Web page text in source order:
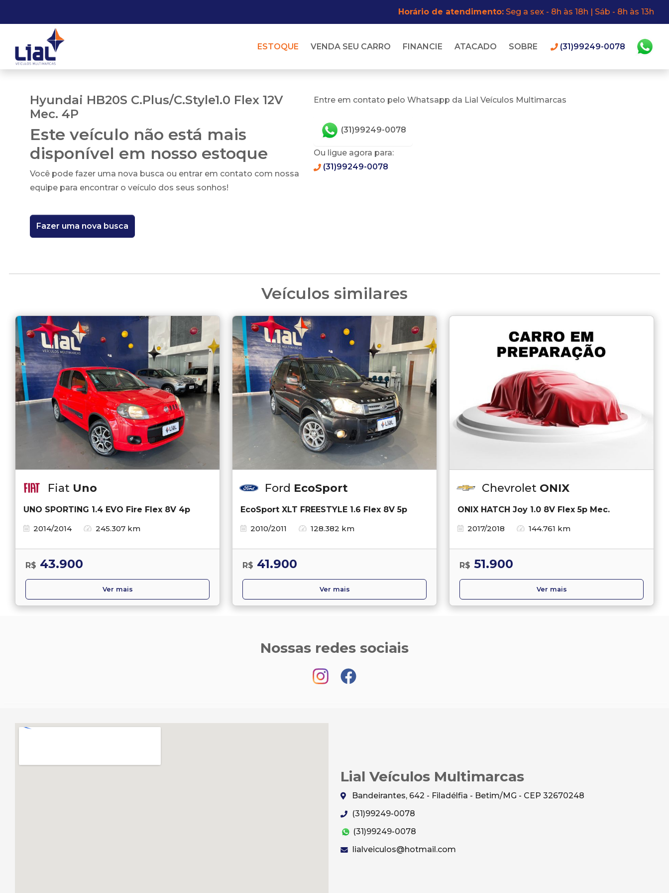
Horário de atendimento: Seg a sex - 8h às 18h | Sáb - 8h às 13h
ESTOQUE VENDA SEU CARRO FINANCIE ATACADO SOBRE (31)99249-0078
Hyundai HB20S C.Plus/C.Style1.0 Flex 12V
Mec. 4P
Este veículo não está mais
disponível em nosso estoque
Você pode fazer uma nova busca ou entrar em contato com nossa
equipe para encontrar o veículo dos seus sonhos!
Fazer uma nova busca
Entre em contato pelo Whatsapp da Lial Veículos Multimarcas
(31)99249-0078
Ou ligue agora para:
(31)99249-0078
Veículos similares
Fiat Uno
UNO SPORTING 1.4 EVO Fire Flex 8V 4p
2014/2014
245.307 km
R$ 43.900
Ver mais
Ford EcoSport
EcoSport XLT FREESTYLE 1.6 Flex 8V 5p
2010/2011
128.382 km
R$ 41.900
Ver mais
Chevrolet ONIX
ONIX HATCH Joy 1.0 8V Flex 5p Mec.
2017/2018
144.761 km
R$ 51.900
Ver mais
Nossas redes sociais
Lial Veículos Multimarcas
Bandeirantes, 642 - Filadélfia - Betim/MG - CEP 32670248
(31)99249-0078
(31)99249-0078
lialveiculos@hotmail.com